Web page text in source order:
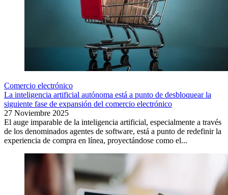
Comercio electrónico
La inteligencia artificial autónoma está a punto de desbloquear la
siguiente fase de expansión del comercio electrónico
27 Noviembre 2025
El auge imparable de la inteligencia artificial, especialmente a través
de los denominados agentes de software, está a punto de redefinir la
experiencia de compra en línea, proyectándose como el...